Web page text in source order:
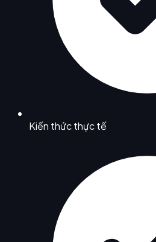
Kiến thức thực tế